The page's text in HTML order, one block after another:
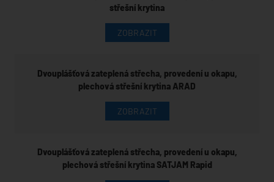
střešní krytina
ZOBRAZIT
Dvouplášťová zateplená střecha, provedení u okapu,
plechová střešní krytina ARAD
ZOBRAZIT
Dvouplášťová zateplená střecha, provedení u okapu,
plechová střešní krytina SATJAM Rapid